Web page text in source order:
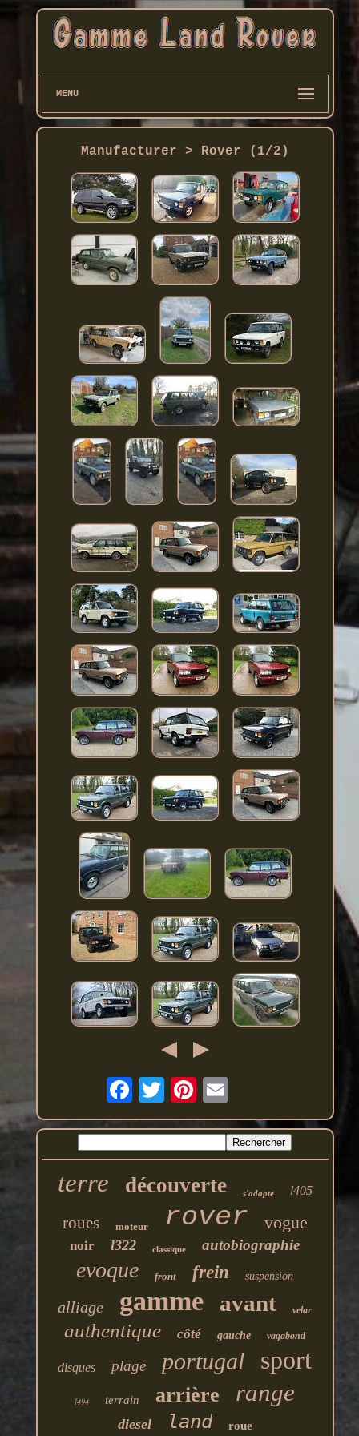
MENU
Manufacturer > Rover (1/2)
terre découverte s'adapte l405
roues moteur rover vogue
noir l322 classique autobiographie
evoque front frein suspension
alliage gamme avant velar
authentique côté gauche vagabond
disques plage portugal sport
l494 terrain arrière range
diesel land roue